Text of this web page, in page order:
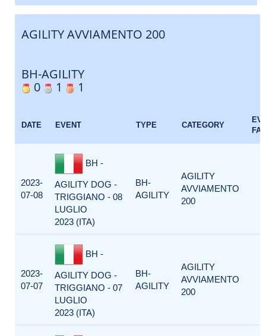
AGILITY AVVIAMENTO 200
BH-AGILITY
0
1 1
DATE EVENT TYPE CATEGORY
2023-
07-08
BH -
AGILITY DOG -
TRIGGIANO - 08
LUGLIO
2023 (ITA)
BH-
AGILITY
AGILITY
AVVIAMENTO
200
2023-
07-07
BH -
AGILITY DOG -
TRIGGIANO - 07
LUGLIO
2023 (ITA)
BH-
AGILITY
AGILITY
AVVIAMENTO
200